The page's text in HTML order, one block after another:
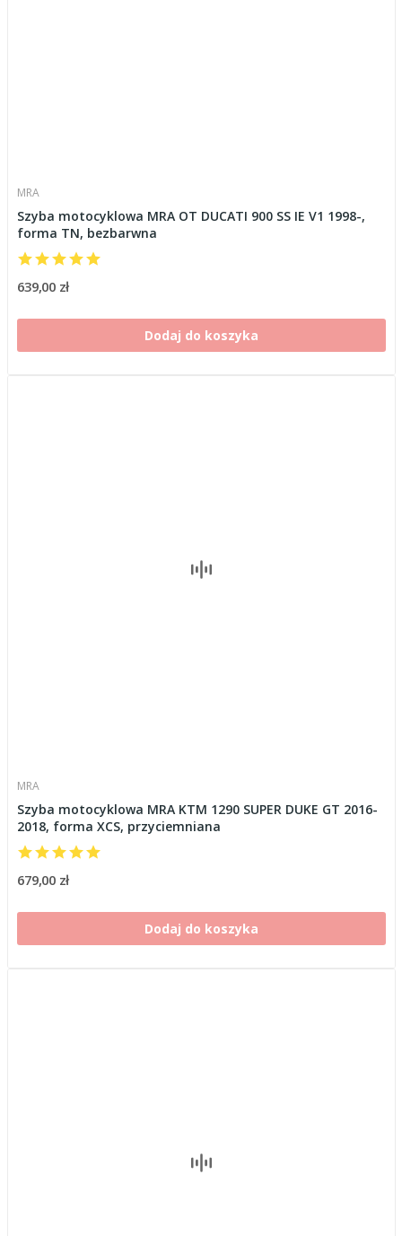
MRA
Szyba motocyklowa MRA OT DUCATI 900 SS IE V1 1998-,
forma TN, bezbarwna
639,00 zł
Dodaj do koszyka
MRA
Szyba motocyklowa MRA KTM 1290 SUPER DUKE GT 2016-
2018, forma XCS, przyciemniana
679,00 zł
Dodaj do koszyka